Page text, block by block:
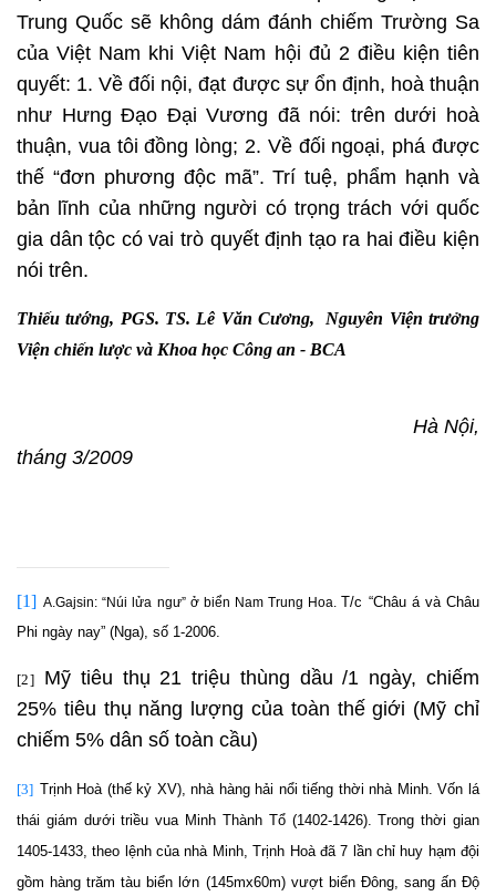
Trung Quốc sẽ không dám đánh chiếm Trường Sa
của Việt Nam khi Việt Nam hội đủ 2 điều kiện tiên
quyết: 1. Về đối nội, đạt được sự ổn định, hoà thuận
như Hưng Đạo Đại Vương đã nói: trên dưới hoà
thuận, vua tôi đồng lòng; 2. Về đối ngoại, phá được
thế “đơn phương độc mã”. Trí tuệ, phẩm hạnh và
bản lĩnh của những người có trọng trách với quốc
gia dân tộc có vai trò quyết định tạo ra hai điều kiện
nói trên.
Thiếu tướng, PGS. TS. Lê Văn Cương, Nguyên Viện trưởng
Viện chiến lược và Khoa học Công an - BCA
Hà Nội,
tháng 3/2009
[1] A.Gajsin: “Núi lửa ngư” ở biển Nam Trung Hoa. T/c “Châu á và Châu
Phi ngày nay” (Nga), số 1-2006.
[2]
Mỹ tiêu thụ 21 triệu thùng dầu /1 ngày, chiếm
25% tiêu thụ năng lượng của toàn thế giới (Mỹ chỉ
chiếm 5% dân số toàn cầu)
[3] Trịnh Hoà (thế kỷ XV), nhà hàng hải nổi tiếng thời nhà Minh. Vốn lá
thái giám dưới triều vua Minh Thành Tổ (1402-1426). Trong thời gian
1405-1433, theo lệnh của nhà Minh, Trịnh Hoà đã 7 lần chỉ huy hạm đội
gồm hàng trăm tàu biển lớn (145mx60m) vượt biển Đông, sang ấn Độ